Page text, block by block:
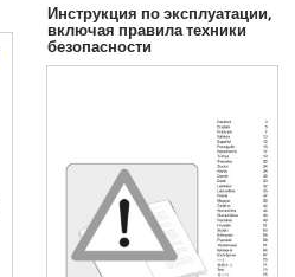
Инструкция по эксплуатации,
включая правила техники
безопасности